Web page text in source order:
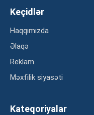
Keçidlər
Haqqımızda
Əlaqə
Reklam
Məxfilik siyasəti
Kateqoriyalar